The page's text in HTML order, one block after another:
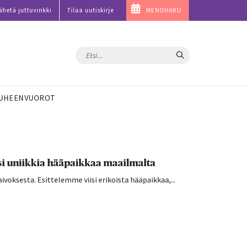
juttuvinkki Tilaa uutiskirje MENOHAKU
Hae
uniikkia hääpaikkaa maailmalta
Esittelemme viisi erikoista hääpaikkaa,...